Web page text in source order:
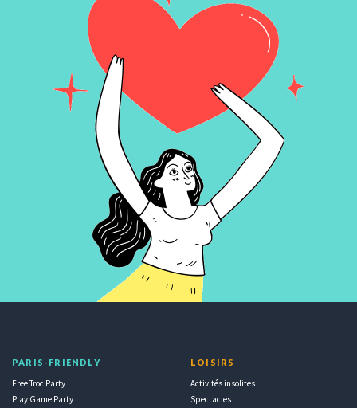
PARIS-FRIENDLY
Free Troc Party
Play Game Party
LOISIRS
Activités insolites
Spectacles